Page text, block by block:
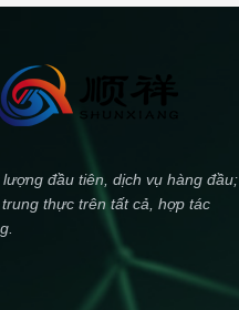
bị điện tử gia
lượng đầu tiên, dịch vụ hàng đầu;
thực trên tất cả, hợp tác